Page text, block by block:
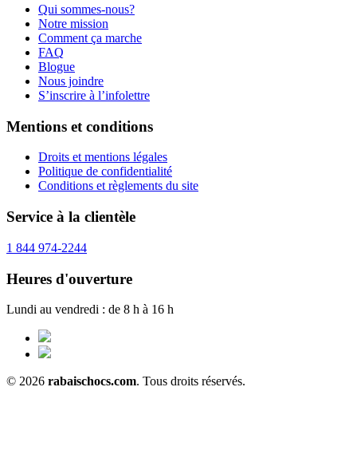
Qui sommes-nous?
Notre mission
Comment ça marche
FAQ
Blogue
Nous joindre
S’inscrire à l’infolettre
Mentions et conditions
Droits et mentions légales
Politique de confidentialité
Conditions et règlements du site
Service à la clientèle
1 844 974-2244
Heures d'ouverture
Lundi au vendredi : de 8 h à 16 h
© 2026 rabaischocs.com. Tous droits réservés.